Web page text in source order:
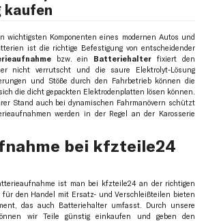
kaufen
wichtigsten Komponenten eines modernen Autos und
ist die richtige Befestigung von entscheidender
bzw. ein Batteriehalter fixiert den
nicht verrutscht und die saure Elektrolyt-Lösung
und Stöße durch den Fahrbetrieb können die
die dicht gepackten Elektrodenplatten lösen können.
Stand auch bei dynamischen Fahrmanövern schützt
werden in der Regel an der Karosserie
bei kfzteile24
ist man bei kfzteile24 an der richtigen
für den Handel mit Ersatz- und Verschleißteilen bieten
das auch Batteriehalter umfasst. Durch unsere
wir Teile günstig einkaufen und geben den